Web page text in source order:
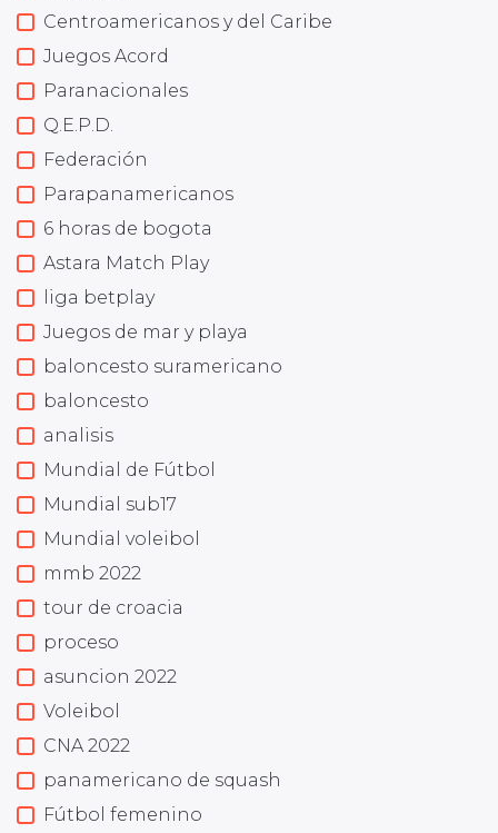
Centroamericanos y del Caribe
Juegos Acord
Paranacionales
Q.E.P.D.
Federación
Parapanamericanos
6 horas de bogota
Astara Match Play
liga betplay
Juegos de mar y playa
baloncesto suramericano
baloncesto
analisis
Mundial de Fútbol
Mundial sub17
Mundial voleibol
mmb 2022
tour de croacia
proceso
asuncion 2022
Voleibol
CNA 2022
panamericano de squash
Fútbol femenino